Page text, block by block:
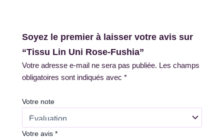
Soyez le premier à laisser votre avis sur
“Tissu Lin Uni Rose-Fushia”
Votre adresse e-mail ne sera pas publiée. Les champs
obligatoires sont indiqués avec*
Votre note
Votre avis*